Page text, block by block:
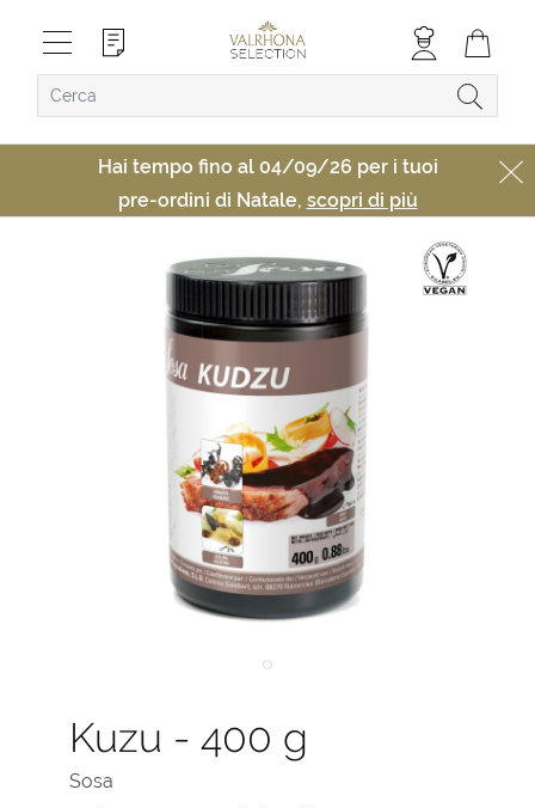
Hai tempo fino al 04/09/26 per i tuoi
pre-ordini di Natale, scopri di più
Kuzu - 400 g
Sosa